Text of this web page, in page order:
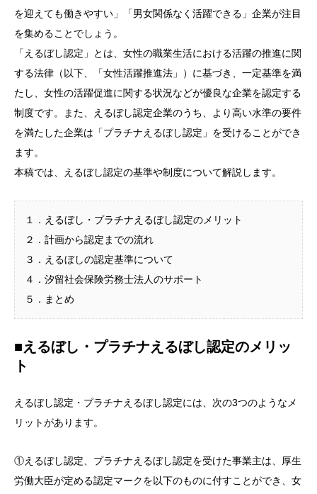
を迎えても働きやすい」「男女関係なく活躍できる」企業が注目
を集めることでしょう。
「えるぼし認定」とは、女性の職業生活における活躍の推進に関
する法律（以下、「女性活躍推進法」）に基づき、一定基準を満
たし、女性の活躍促進に関する状況などが優良な企業を認定する
制度です。また、えるぼし認定企業のうち、より高い水準の要件
を満たした企業は「プラチナえるぼし認定」を受けることができ
ます。
本稿では、えるぼし認定の基準や制度について解説します。
１．えるぼし・プラチナえるぼし認定のメリット
２．計画から認定までの流れ
３．えるぼしの認定基準について
４．汐留社会保険労務士法人のサポート
５．まとめ
■えるぼし・プラチナえるぼし認定のメリッ
ト
えるぼし認定・プラチナえるぼし認定には、次の3つのようなメ
リットがあります。
①えるぼし認定、プラチナえるぼし認定を受けた事業主は、厚生
労働大臣が定める認定マークを以下のものに付すことができ、女